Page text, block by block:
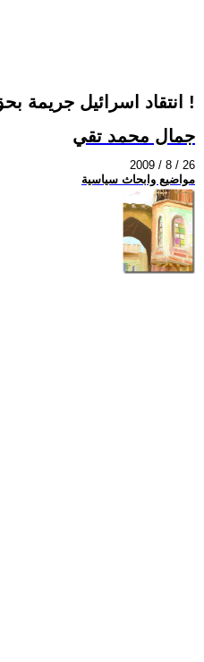
انتقاد اسرائيل جريمة بحق السماء !
جمال محمد تقي
2009 / 8 / 26
مواضيع وابحاث سياسية